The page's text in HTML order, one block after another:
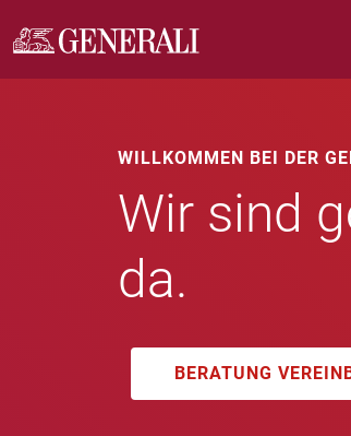
WILLKOMMEN BEI DER
Wir sind
da.
BERATUNG